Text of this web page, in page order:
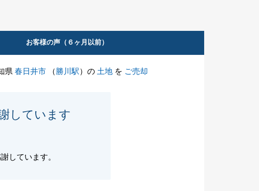
お客様の声（６ヶ月以前）
県春日井市 （勝川駅）の 土地 を ご売却
しています
しています。